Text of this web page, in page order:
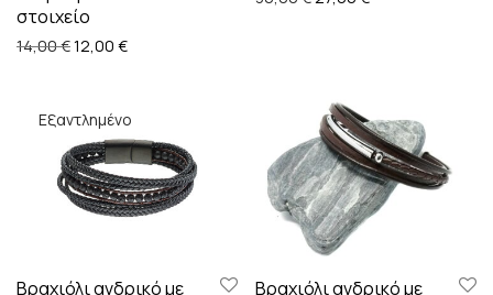
στοιχείο
14,00€Original price was: 14,00 €.
12,00 €Η τρέχουσα τιμή είναι: 12,00 €.
Βραχιόλι ανδρικό με
Βραχιόλι ανδρικό με